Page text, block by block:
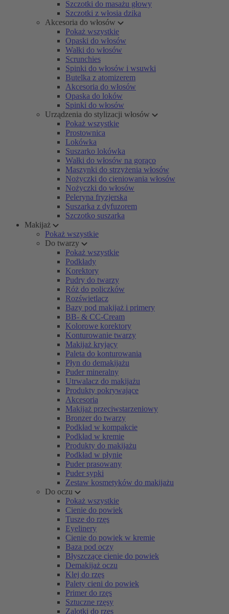
Szczotki do masażu głowy
Szczotki z włosia dzika
Akcesoria do włosów
Pokaż wszystkie
Opaski do włosów
Wałki do włosów
Scrunchies
Spinki do włosów i wsuwki
Butelka z atomizerem
Akcesoria do włosów
Opaska do loków
Spinki do włosów
Urządzenia do stylizacji włosów
Pokaż wszystkie
Prostownica
Lokówka
Suszarko lokówka
Wałki do włosów na gorąco
Maszynki do strzyżenia włosów
Nożyczki do cieniowania włosów
Nożyczki do włosów
Peleryna fryzjerska
Suszarka z dyfuzorem
Szczotko suszarka
Makijaż
Pokaż wszystkie
Do twarzy
Pokaż wszystkie
Podkłady
Korektory
Pudry do twarzy
Róż do policzków
Rozświetlacz
Bazy pod makijaż i primery
BB- & CC-Cream
Kolorowe korektory
Konturowanie twarzy
Makijaż kryjący
Paleta do konturowania
Płyn do demakijażu
Puder mineralny
Utrwalacz do makijażu
Produkty pokrywające
Akcesoria
Makijaż przeciwstarzeniowy
Bronzer do twarzy
Podkład w kompakcie
Podkład w kremie
Produkty do makijażu
Podkład w płynie
Puder prasowany
Puder sypki
Zestaw kosmetyków do makijażu
Do oczu
Pokaż wszystkie
Cienie do powiek
Tusze do rzęs
Eyelinery
Cienie do powiek w kremie
Baza pod oczy
Błyszczące cienie do powiek
Demakijaż oczu
Klej do rzęs
Palety cieni do powiek
Primer do rzęs
Sztuczne rzęsy
Zalotki do rzęs